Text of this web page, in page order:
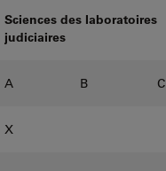
Sciences des laboratoires
judiciaires
A B C
X